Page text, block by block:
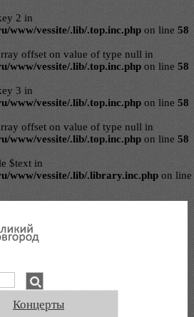
2 in
www/vessite/.lib/.top.inc.php on line 58
offset on value of type null in
www/vessite/.lib/.top.inc.php on line 58
3 in
www/vessite/.lib/.top.inc.php on line 58
offset on value of type null in
www/vessite/.lib/.top.inc.php on line 58
$text in
www/vessite/.lib/.library.inc.php on line
Концерты